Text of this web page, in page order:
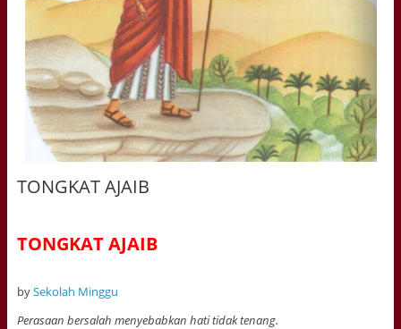
TONGKAT AJAIB
TONGKAT AJAIB
bySekolah Minggu
Perasaan bersalah menyebabkan hati tidak tenang.